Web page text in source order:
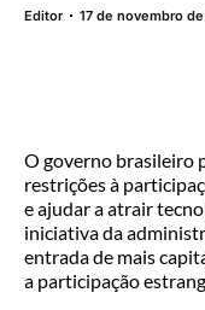
Editor 17 de novembro
O governo brasileiro
restrições à
e ajudar a atrair
iniciativa da
entrada de mais
a participação